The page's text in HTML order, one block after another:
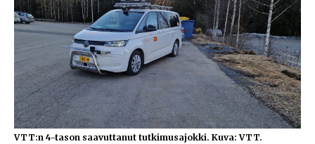
VTT:n 4-tason saavuttanut tutkimusajokki. Kuva: VTT.